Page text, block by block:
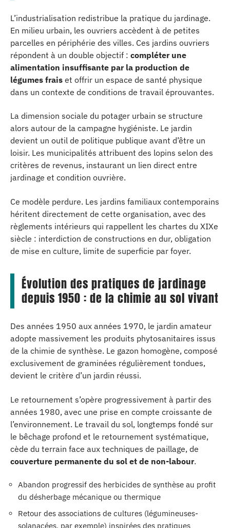
L’industrialisation redistribue la pratique du jardinage.
En milieu urbain, les ouvriers accèdent à de petites
parcelles en périphérie des villes. Ces jardins ouvriers
répondent à un double objectif : compléter une
alimentation insuffisante par la production de
légumes frais et offrir un espace de santé physique
dans un contexte de conditions de travail éprouvantes.
La dimension sociale du potager urbain se structure
alors autour de la campagne hygiéniste. Le jardin
devient un outil de politique publique avant d’être un
loisir. Les municipalités attribuent des lopins selon des
critères de revenus, instaurant un lien direct entre
jardinage et condition ouvrière.
Ce modèle perdure. Les jardins familiaux contemporains
héritent directement de cette organisation, avec des
règlements intérieurs qui rappellent les chartes du XIXe
siècle : interdiction de constructions en dur, obligation
de mise en culture, limite de superficie par foyer.
Évolution des pratiques de jardinage
depuis 1950 : de la chimie au sol vivant
Des années 1950 aux années 1970, le jardin amateur
adopte massivement les produits phytosanitaires issus
de la chimie de synthèse. Le gazon homogène, composé
exclusivement de graminées régulièrement tondues,
devient le critère d’un jardin réussi.
Le retournement s’opère progressivement à partir des
années 1980, avec une prise en compte croissante de
l’environnement. Le travail du sol, longtemps fondé sur
le bêchage profond et le retournement systématique,
cède du terrain face aux techniques de paillage, de
couverture permanente du sol et de non-labour.
Abandon progressif des herbicides de synthèse au profit
du désherbage mécanique ou thermique
Retour des associations de cultures (légumineuses-
solanacées, par exemple) inspirées des pratiques